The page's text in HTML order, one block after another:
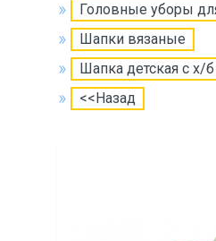
Головные уборы
Шапки вязаные
Шапка детская с х/
<<Назад